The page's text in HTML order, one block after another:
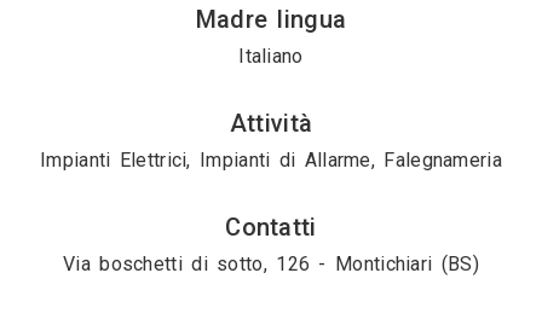
Madre lingua
Italiano
Attività
Impianti Elettrici, Impianti di Allarme, Falegnameria
Contatti
Via boschetti di sotto, 126 - Montichiari (BS)